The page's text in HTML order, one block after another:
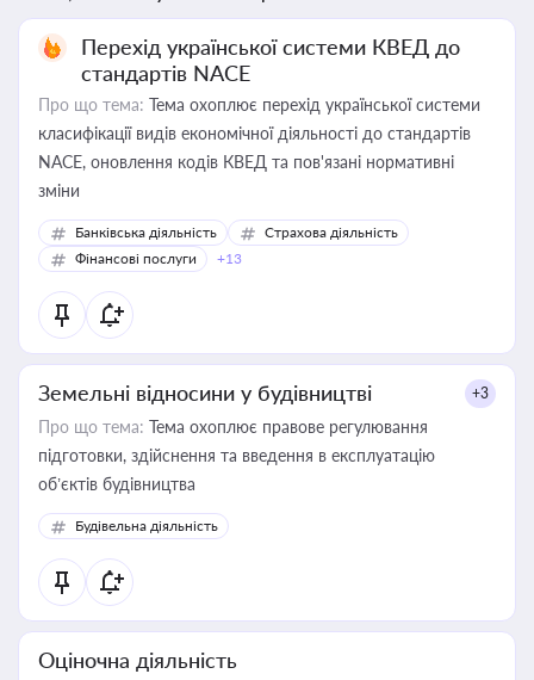
Перехід української системи КВЕД до
стандартів NACE
Про що тема: Тема охоплює перехід української системи
класифікації видів економічної діяльності до стандартів
NACE, оновлення кодів КВЕД та пов'язані нормативні
зміни
Банківська діяльність
Страхова діяльність
Фінансові послуги
+13
Земельні відносини у будівництві +3
Про що тема: Тема охоплює правове регулювання
підготовки, здійснення та введення в експлуатацію
об’єктів будівництва
Будівельна діяльність
Оціночна діяльність